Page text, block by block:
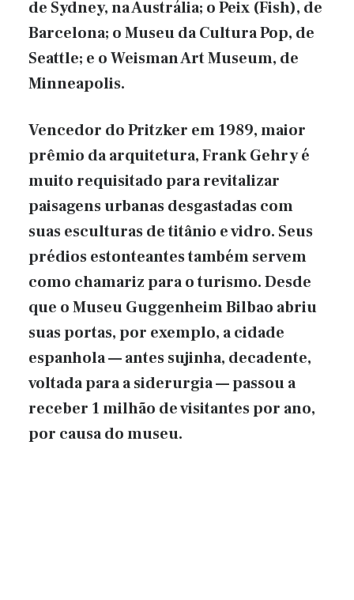
de Sydney, na Austrália; o Peix (Fish), de
Barcelona; o Museu da Cultura Pop, de
Seattle; e o Weisman Art Museum, de
Minneapolis.
Vencedor do Pritzker em 1989, maior
prêmio da arquitetura, Frank Gehry é
muito requisitado para revitalizar
paisagens urbanas desgastadas com
suas esculturas de titânio e vidro. Seus
prédios estonteantes também servem
como chamariz para o turismo. Desde
que o Museu Guggenheim Bilbao abriu
suas portas, por exemplo, a cidade
espanhola — antes sujinha, decadente,
voltada para a siderurgia — passou a
receber 1 milhão de visitantes por ano,
por causa do museu.